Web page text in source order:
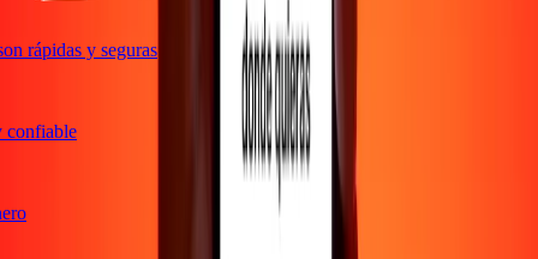
rápidas y seguras